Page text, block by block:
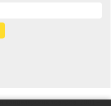
товаров. 2001—